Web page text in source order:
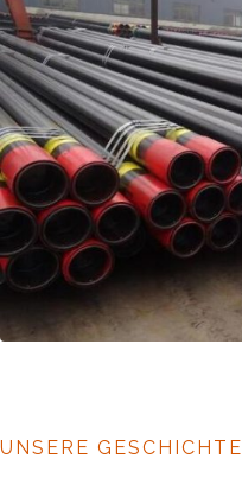
UNSERE GESCHICHTE